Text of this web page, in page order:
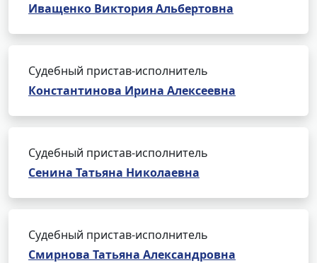
Иващенко Виктория Альбертовна
Судебный пристав-исполнитель
Константинова Ирина Алексеевна
Судебный пристав-исполнитель
Сенина Татьяна Николаевна
Судебный пристав-исполнитель
Смирнова Татьяна Александровна